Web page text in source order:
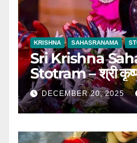
KRISHNA SAHASRANAMA
Sri Krishna
Stotram – श्री
DECEMBER 20, 2025